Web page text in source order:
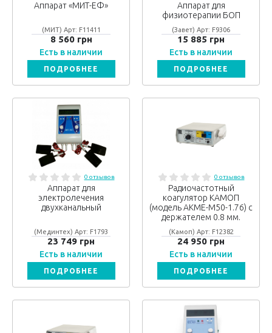
Аппарат «МИТ-ЕФ»
(МИТ) Арт: F11411
8 560 грн
Есть в наличии
ПОДРОБНЕЕ
Аппарат для
физиотерапии БОП
(Завет) Арт: F9306
15 885 грн
Есть в наличии
ПОДРОБНЕЕ
0 отзывов
Аппарат для
электролечения
двухканальный
(Мединтех) Арт: F1793
23 749 грн
Есть в наличии
ПОДРОБНЕЕ
0 отзывов
Радиочастотный
коагулятор КАМОП
(модель АКМЕ-М50-1.76) с
держателем 0.8 мм.
(Камоп) Арт: F12382
24 950 грн
Есть в наличии
ПОДРОБНЕЕ